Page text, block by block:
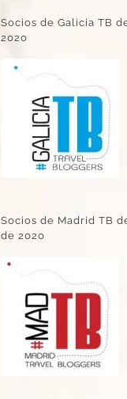
Socios de Galicia TB
2020
Socios de Madrid TB
de 2020